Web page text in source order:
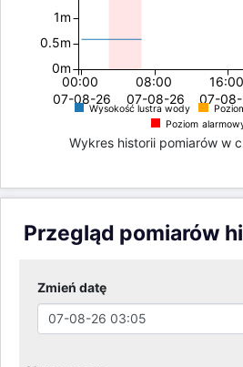
00:00
07-08-26
08:00
07-08-26
16:00
07-
0m
0.5m
1m
Wysokość lustra wody
Poziom
Wykres historii pomiarów w
Przegląd pomiarów
Zmień datę